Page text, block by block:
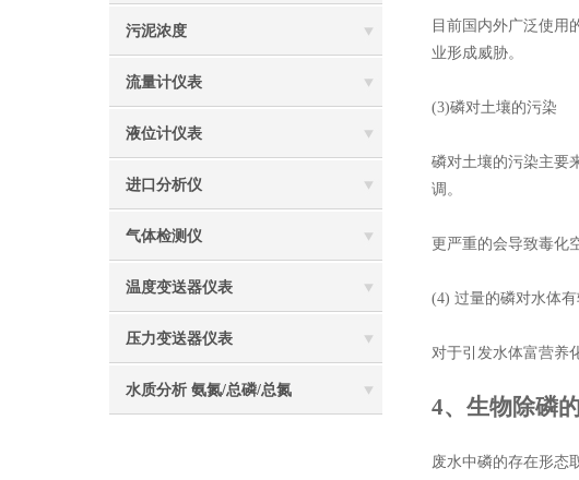
污泥浓度
流量计仪表
液位计仪表
进口分析仪
气体检测仪
温度变送器仪表
压力变送器仪表
水质分析 氨氮/总磷/总氮
目前国内外广泛使用
业形成威胁。
(3)磷对土壤的污染
磷对土壤的污染主要
调。
更严重的会导致毒化
(4) 过量的磷对水体
对于引发水体富营养
4、生物除磷
废水中磷的存在形态